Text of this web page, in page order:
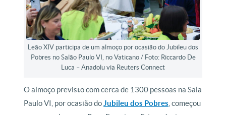
Leão XIV participa de um almoço por ocasião do Jubileu dos
Pobres no Salão Paulo VI, no Vaticano / Foto: Riccardo De
Luca – Anadolu via Reuters Connect
O almoço previsto com cerca de 1300 pessoas na Sala
Paulo VI, por ocasião do Jubileu dos Pobres , começou